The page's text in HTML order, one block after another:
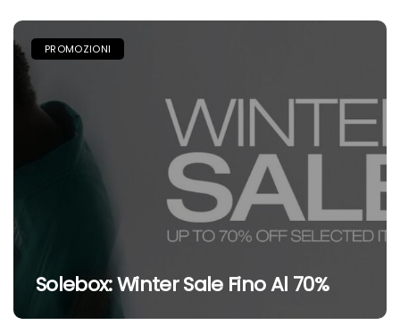
PROMOZIONI
Solebox: Winter Sale Fino Al 70%